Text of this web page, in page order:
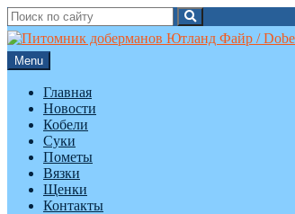
Search
for:
Search
Skip
to
content
Menu
Главная
Новости
Кобели
Суки
Пометы
Вязки
Щенки
Контакты